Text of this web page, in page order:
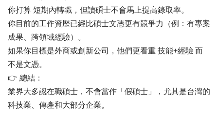
你打算 短期內轉職，但讀碩士不會馬上提高錄取率。
你目前的工作資歷已經比碩士文憑更有競爭力（例：有專案
成果、跨領域經驗）。
如果你目標是外商或創新公司，他們更看重 技能+經驗 而
不是文憑。
👉 總結：
業界大多認在職碩士，不會當作「假碩士」，尤其是台灣的
科技業、傳產和大部分企業。